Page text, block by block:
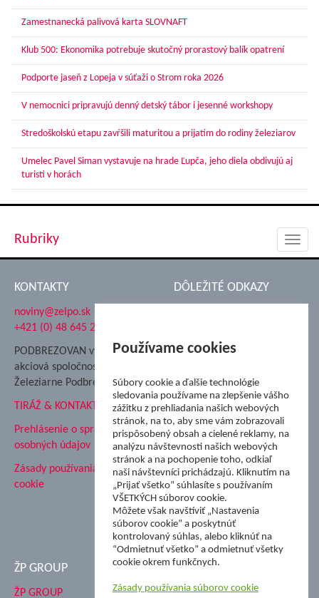
Zamestnanecká palivová karta SLOVNAFT
Klub 500: Ekonomika potrebuje skutočný prorastový balík opatrení
Podporte jaseň z Lopeja v súťaži o Strom roka 2026
V nemocnici pripravujú denný detský tábor i jesenné workshopy
Stredoškolskú etapu zavŕšili maturitou a prijatím do rodiny železiarov
Umelec Pavel Siman vystavuje na hrade Ľupča, jeho diela obdivujú aj
turisti v horách
Rubriky
KONTAKTY
noviny@zelpo.sk
+421 (0) 48 645 2711
PODBREZOVAN vydáva
akciová spoločnosť
Železiarne Podbrezová
TIRÁŽ & KONTAKT
Prehlásenie o spracovaní
osobných údajov
Zásady používania súborov
cookie
DÔLEŽITÉ ODKAZY
Nadácia Železiarne
ŽP Informatika s.r.o.
ŠK Železiarne Podbrezová
Tále a.s.
ŽP GROUP
ŽP GROUP
Používame cookies
Súbory cookie a ďalšie technológie
sledovania používame na zlepšenie vášho
zážitku z prehliadania našich webových
stránok, na to, aby sme vám zobrazovali
prispôsobený obsah a cielené reklamy, na
analýzu návštevnosti našich webových
stránok a na pochopenie toho, odkiaľ
naši návštevníci prichádzajú. Kliknutím na
„Prijať všetko” súhlasíte s používaním
VŠETKÝCH súborov cookie.
Môžete však navštíviť „Nastavenia
súborov cookie” a poskytnúť
kontrolovaný súhlas, alebo kliknúť na
“Odmietnuť všetko” a odmietnuť všetky
cookie okrem funkčnych.
Zásady používania súborov cookie